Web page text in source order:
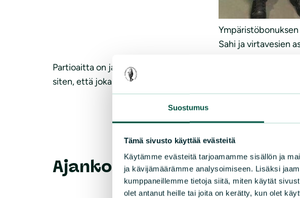
Suostumus
Tämä sivusto käyttää evästeitä
Käytämme evästeitä tarjoamamme sisällön ja
ja kävijämäärämme analysoimiseen. Lisäksi
kumppaneillemme tietoja siitä, miten käytät
olet antanut heille tai joita on kerätty, kun olet
Sahi ja virtavesien
Partioaitta on jakanut Ympäristöbonusta vuodesta 2016.
siten, että jokaisesta ostoksesta 1 % ohjataan
Ajankohtaista